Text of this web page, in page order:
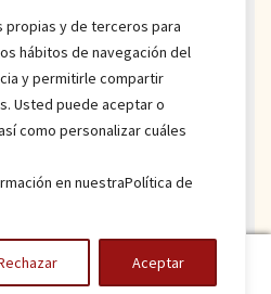
propias y de terceros para
hábitos de navegación del
y permitirle compartir
Usted puede aceptar o
como personalizar cuáles
en nuestraPolítica de
Aceptar